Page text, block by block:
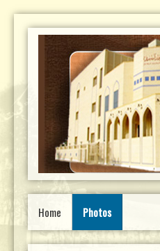
Home Photos